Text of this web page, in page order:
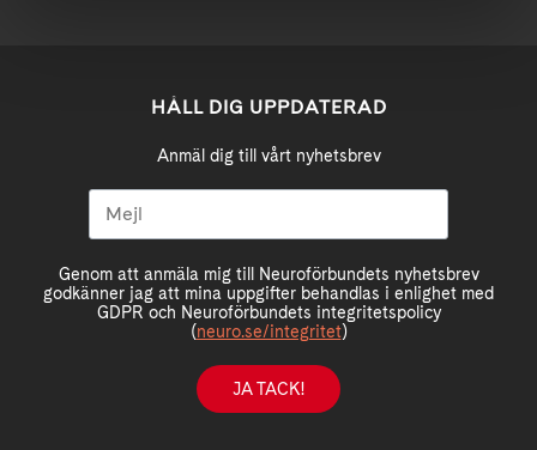
HÅLL DIG UPPDATERAD
Anmäl dig till vårt nyhetsbrev
Genom att anmäla mig till Neuroförbundets nyhetsbrev
godkänner jag att mina uppgifter behandlas i enlighet med
GDPR och Neuroförbundets integritetspolicy
(neuro.se/integritet)
JA TACK!